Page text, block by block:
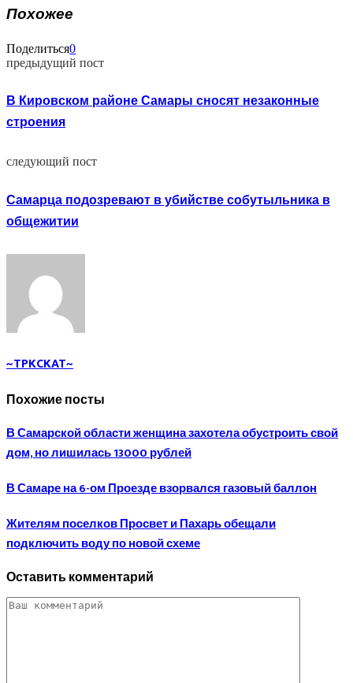
Похожее
Поделиться0
предыдущий пост
В Кировском районе Самары сносят незаконные
строения
следующий пост
Самарца подозревают в убийстве собутыльника в
общежитии
~TPKCKAT~
Похожие посты
В Самарской области женщина захотела обустроить свой
дом, но лишилась 13000 рублей
В Самаре на 6-ом Проезде взорвался газовый баллон
Жителям поселков Просвет и Пахарь обещали
подключить воду по новой схеме
Оставить комментарий